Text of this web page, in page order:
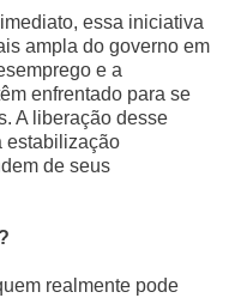
essa iniciativa
ampla do governo em
e a
enfrentado para se
A liberação desse
estabilização
de seus
realmente pode